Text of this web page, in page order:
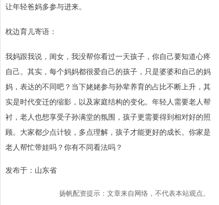
让年轻爸妈多参与进来。
枕边育儿寄语：
我妈跟我说，闺女，我没帮你看过一天孩子，你自己要知道心疼
自己。其实，每个妈妈都很爱自己的孩子，只是婆婆和自己的妈
妈，表达的不同吧？当下姥姥参与孙辈养育的占比不断上升，其
实是时代变迁的缩影，以及家庭结构的变化。年轻人需要老人帮
衬，老人也想享受子孙满堂的氛围，孩子更需要得到相对好的照
顾。大家都少点计较，多点理解，孩子才能更好的成长。你家是
老人帮忙带娃吗？你有不同看法吗？
发布于：山东省
扬帆配资提示：文章来自网络，不代表本站观点。